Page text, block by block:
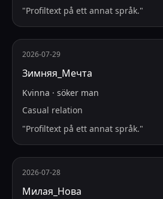
"Profiltext på ett annat språk."
2026-07-29
Зимняя_Мечта
Kvinna · söker man
Casual relation
"Profiltext på ett annat språk."
2026-07-28
Милая_Нова